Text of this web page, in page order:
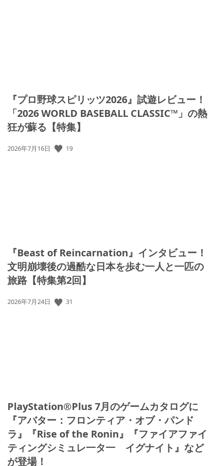
『プロ野球スピリッツ2026』試遊レビュー！
「2026 WORLD BASEBALL CLASSIC™」の熱
狂が蘇る【特集】
公
2026年7月16日 19
『Beast of Reincarnation』インタビュー！
文明崩壊後の過酷な日本を歩む一人と一匹の
旅路【特集第2回】
公
2026年7月24日 31
PlayStation®Plus 7月のゲームカタログに
『アバター：フロンティア・オブ・パンド
ラ』『Rise of the Ronin』『ファイアファイ
ティングシミュレ一タ一 イグナイト』など
が登場！